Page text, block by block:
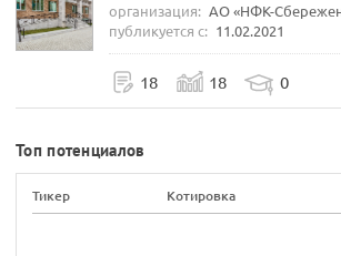
организация: АО «НФК-
публикуется с: 11.02.2021
18 18 0
Топ потенциалов
Тикер Котировка